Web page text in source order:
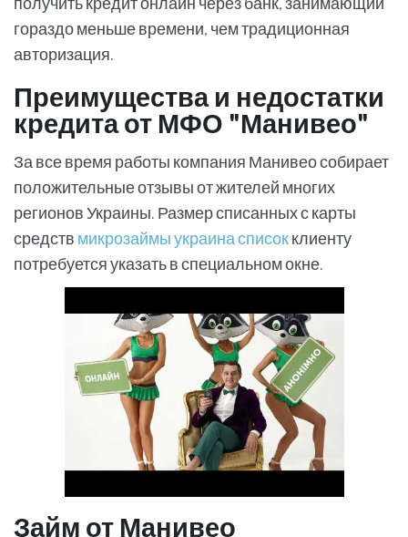
гораздо меньше времени, чем традиционная
авторизация.
Преимущества и недостатки
кредита от МФО "Манивео"
За все время работы компания Манивео собирает
положительные отзывы от жителей многих
регионов Украины. Размер списанных с карты
средств микрозаймы украина списокклиенту
потребуется указать в специальном окне.
Займ от Манивео